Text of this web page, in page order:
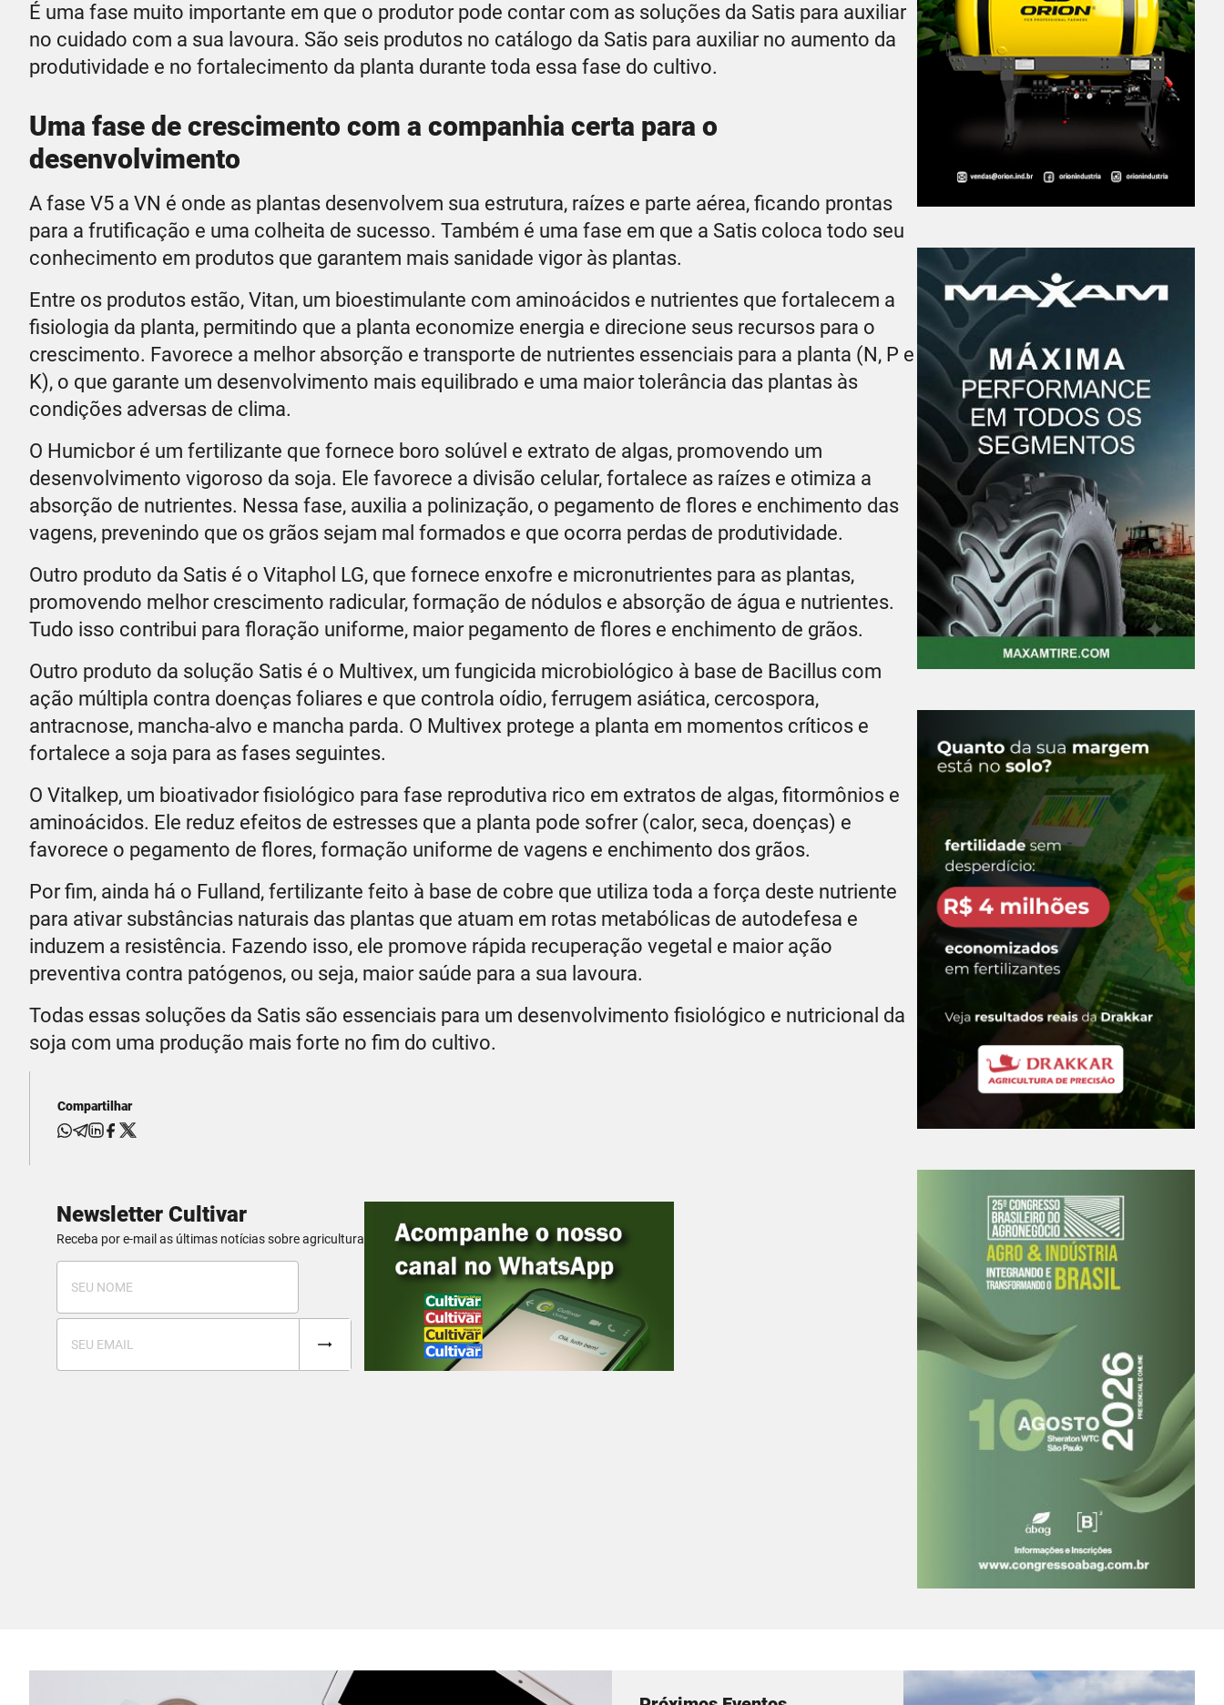
É uma fase muito importante em que o produtor pode contar com as soluções da Satis para auxiliar
no cuidado com a sua lavoura. São seis produtos no catálogo da Satis para auxiliar no aumento da
produtividade e no fortalecimento da planta durante toda essa fase do cultivo.
Uma fase de crescimento com a companhia certa para o
desenvolvimento
A fase V5 a VN é onde as plantas desenvolvem sua estrutura, raízes e parte aérea, ficando prontas
para a frutificação e uma colheita de sucesso. Também é uma fase em que a Satis coloca todo seu
conhecimento em produtos que garantem mais sanidade vigor às plantas.
Entre os produtos estão, Vitan, um bioestimulante com aminoácidos e nutrientes que fortalecem a
fisiologia da planta, permitindo que a planta economize energia e direcione seus recursos para o
crescimento. Favorece a melhor absorção e transporte de nutrientes essenciais para a planta (N, P e
K), o que garante um desenvolvimento mais equilibrado e uma maior tolerância das plantas às
condições adversas de clima.
O Humicbor é um fertilizante que fornece boro solúvel e extrato de algas, promovendo um
desenvolvimento vigoroso da soja. Ele favorece a divisão celular, fortalece as raízes e otimiza a
absorção de nutrientes. Nessa fase, auxilia a polinização, o pegamento de flores e enchimento das
vagens, prevenindo que os grãos sejam mal formados e que ocorra perdas de produtividade.
Outro produto da Satis é o Vitaphol LG, que fornece enxofre e micronutrientes para as plantas,
promovendo melhor crescimento radicular, formação de nódulos e absorção de água e nutrientes.
Tudo isso contribui para floração uniforme, maior pegamento de flores e enchimento de grãos.
Outro produto da solução Satis é o Multivex, um fungicida microbiológico à base de Bacillus com
ação múltipla contra doenças foliares e que controla oídio, ferrugem asiática, cercospora,
antracnose, mancha-alvo e mancha parda. O Multivex protege a planta em momentos críticos e
fortalece a soja para as fases seguintes.
O Vitalkep, um bioativador fisiológico para fase reprodutiva rico em extratos de algas, fitormônios e
aminoácidos. Ele reduz efeitos de estresses que a planta pode sofrer (calor, seca, doenças) e
favorece o pegamento de flores, formação uniforme de vagens e enchimento dos grãos.
Por fim, ainda há o Fulland, fertilizante feito à base de cobre que utiliza toda a força deste nutriente
para ativar substâncias naturais das plantas que atuam em rotas metabólicas de autodefesa e
induzem a resistência. Fazendo isso, ele promove rápida recuperação vegetal e maior ação
preventiva contra patógenos, ou seja, maior saúde para a sua lavoura.
Todas essas soluções da Satis são essenciais para um desenvolvimento fisiológico e nutricional da
soja com uma produção mais forte no fim do cultivo.
Compartilhar
Newsletter Cultivar
Receba por e-mail as últimas notícias sobre agricultura